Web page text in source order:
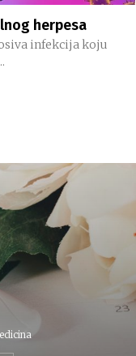
herpesa
infekcija koju